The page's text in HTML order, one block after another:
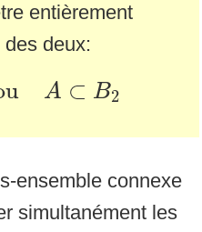
entièrement
des deux:
A ⊂ B2
⊂B 2
ensemble connexe
simultanément les